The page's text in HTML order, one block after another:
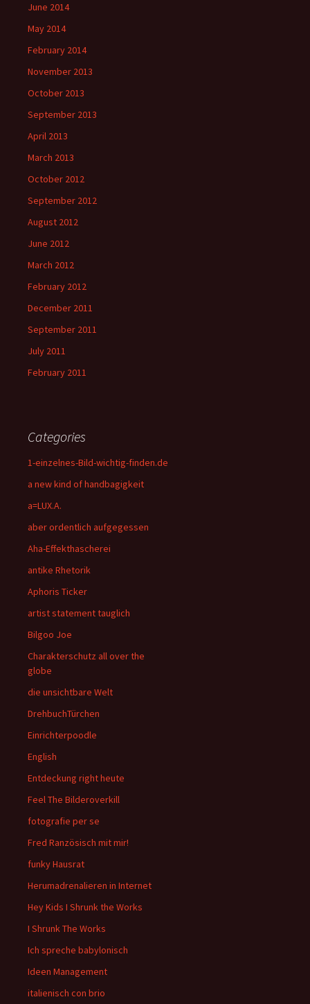
June 2014
May 2014
February 2014
November 2013
October 2013
September 2013
April 2013
March 2013
October 2012
September 2012
August 2012
June 2012
March 2012
February 2012
December 2011
September 2011
July 2011
February 2011
Categories
1-einzelnes-Bild-wichtig-finden.de
a new kind of handbagigkeit
a=LUX.A.
aber ordentlich aufgegessen
Aha-Effekthascherei
antike Rhetorik
Aphoris Ticker
artist statement tauglich
Bilgoo Joe
Charakterschutz all over the
globe
die unsichtbare Welt
DrehbuchTürchen
Einrichterpoodle
English
Entdeckung right heute
Feel The Bilderoverkill
fotografie per se
Fred Ranzösisch mit mir!
funky Hausrat
Herumadrenalieren in Internet
Hey Kids I Shrunk the Works
I Shrunk The Works
Ich spreche babylonisch
Ideen Management
italienisch con brio